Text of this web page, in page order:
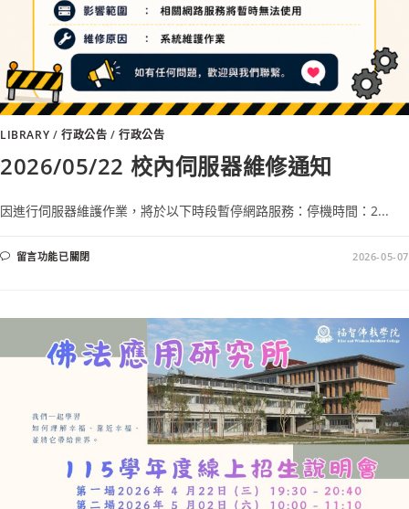
LIBRARY /行政公告 /行政公告
2026/05/22 校內伺服器維修通知
因進行伺服器維護作業，將於以下時段暫停網路服務：停機時間：2...
留言功能已關閉 2026-05-07